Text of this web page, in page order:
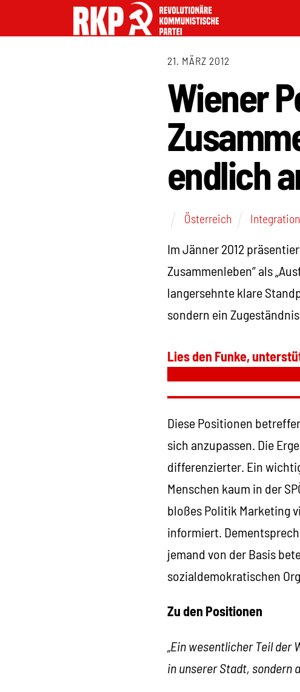
21. MÄRZ 2012
Wiener
endlich
Österreich Integration
Im Jänner 2012
Zusammenleben“ als
langersehnte klare
sondern ein
Lies den Funke,
Diese Positionen
sich anzupassen. Die
differenzierter. Ein
Menschen kaum in der
bloßes Politik Marketing
informiert.
jemand von der Basis
sozialdemokratischen
Zu den Positionen
„Ein wesentlicher Teil
in unserer Stadt, sondern